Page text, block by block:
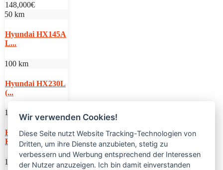
148,000€
50 km
Hyundai HX145A
L...
100 km
Hyundai HX230L
(...
100 km
Hyundai
HW100A (...
1,115 km
Wir verwenden Cookies!
Diese Seite nutzt Website Tracking-Technologien von
Dritten, um ihre Dienste anzubieten, stetig zu
verbessern und Werbung entsprechend der Interessen
der Nutzer anzuzeigen. Ich bin damit einverstanden